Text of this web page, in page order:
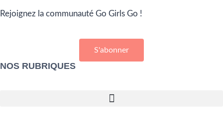
Rejoignez la communauté Go Girls Go !
S'abonner
NOS RUBRIQUES